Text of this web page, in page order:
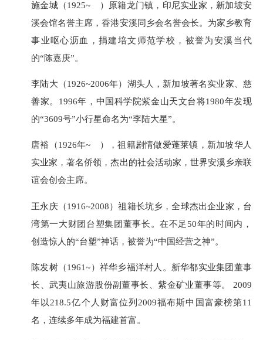
施金城（1925~ ）原籍龙门镇，印尼实业家，新加坡安
溪会馆名誉主席，香港安溪同乡会名誉会长。为家乡教育
事业呕心沥血，捐建培文师范学校，被誉为安溪当代
的“陈嘉庚”。
李陆大（1926~2006年）湖头人，新加坡著名实业家、慈
善家。1996年，中国科学院紫金山天文台将1980年发现
的“3609号”小行星命名为“李陆大星”。
唐裕（1926年~ ），祖籍剧情做爱蓬莱镇，新加坡华人
实业家，著名侨领，杰出的社会活动家，世界安溪乡亲联
谊会创会主席。
王永庆（1916~2008）祖籍长坑乡，全球杰出企业家，台
湾第一大财团台塑集团董事长。在不足50年的时间内，
创造惊人的“台塑”神话，被誉为“中国经营之神”。
陈发树（1961~）祥华乡福洋村人。新华都实业集团董事
长、武夷山旅游股份副董事长、紫金矿业董事等。 2009
年以218.5亿个人财富位列2009福布斯中国富豪榜第11
名，连续多年成为福建首富。